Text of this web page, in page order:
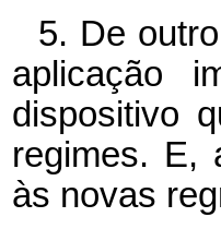
5. De
aplicação
dispositivo
regimes. E,
às novas